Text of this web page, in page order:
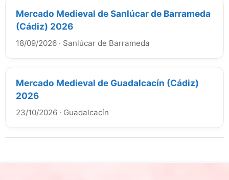
Mercado Medieval de Sanlúcar de Barrameda
(Cádiz) 2026
18/09/2026 · Sanlúcar de Barrameda
Mercado Medieval de Guadalcacín (Cádiz)
2026
23/10/2026 · Guadalcacín